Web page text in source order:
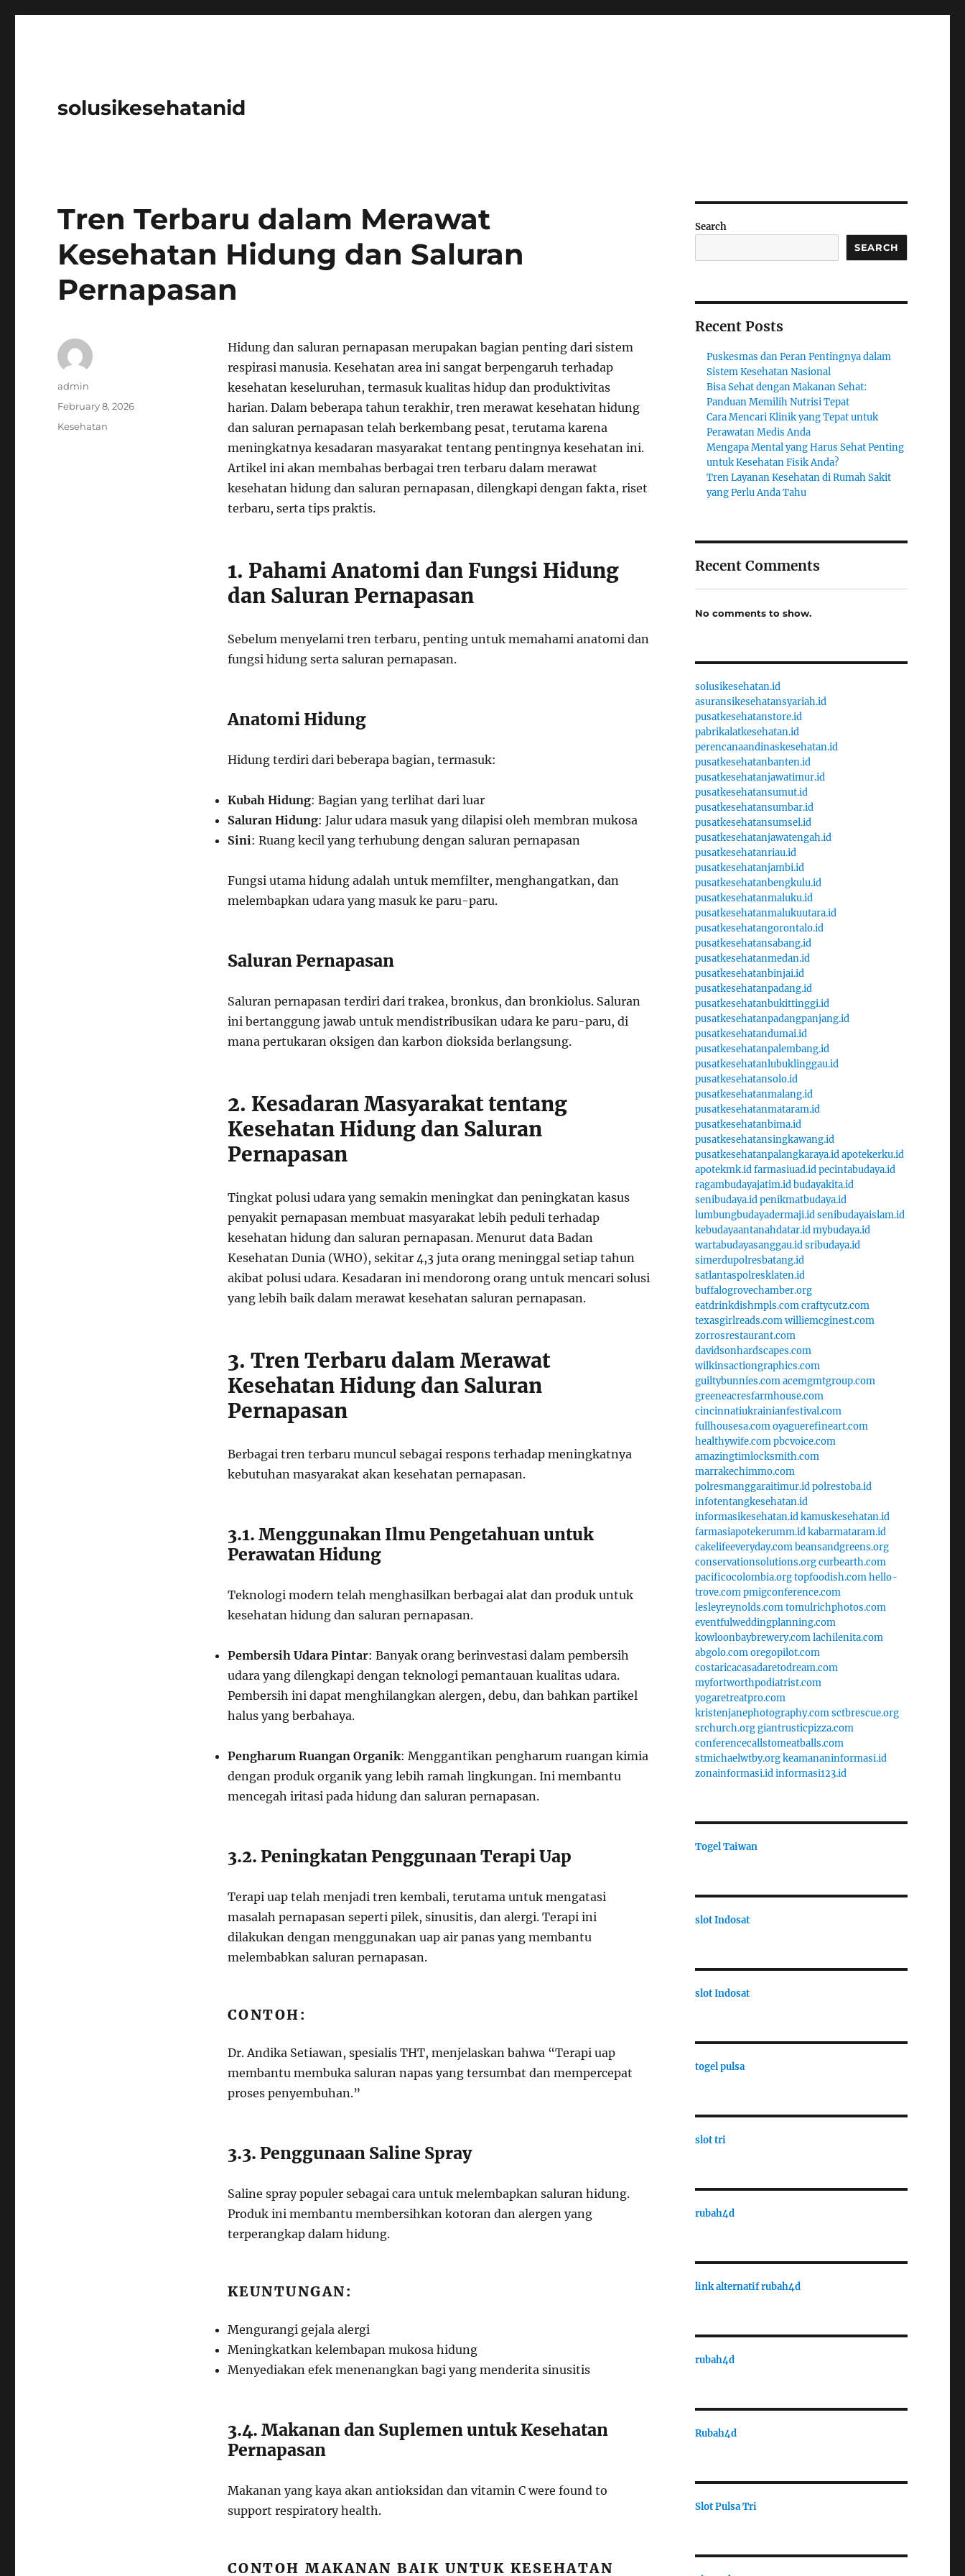
solusikesehatanid
Tren Terbaru dalam Merawat
Kesehatan Hidung dan Saluran
Pernapasan
Hidung dan saluran pernapasan merupakan bagian penting dari sistem
respirasi manusia. Kesehatan area ini sangat berpengaruh terhadap
kesehatan keseluruhan, termasuk kualitas hidup dan produktivitas
harian. Dalam beberapa tahun terakhir, tren merawat kesehatan hidung
dan saluran pernapasan telah berkembang pesat, terutama karena
meningkatnya kesadaran masyarakat tentang pentingnya kesehatan ini.
Artikel ini akan membahas berbagai tren terbaru dalam merawat
kesehatan hidung dan saluran pernapasan, dilengkapi dengan fakta, riset
terbaru, serta tips praktis.
1. Pahami Anatomi dan Fungsi Hidung
dan Saluran Pernapasan
Sebelum menyelami tren terbaru, penting untuk memahami anatomi dan
fungsi hidung serta saluran pernapasan.
Anatomi Hidung
Hidung terdiri dari beberapa bagian, termasuk:
Kubah Hidung: Bagian yang terlihat dari luar
Saluran Hidung: Jalur udara masuk yang dilapisi oleh membran mukosa
Sini: Ruang kecil yang terhubung dengan saluran pernapasan
Fungsi utama hidung adalah untuk memfilter, menghangatkan, dan
melembapkan udara yang masuk ke paru-paru.
Saluran Pernapasan
Saluran pernapasan terdiri dari trakea, bronkus, dan bronkiolus. Saluran
ini bertanggung jawab untuk mendistribusikan udara ke paru-paru, di
mana pertukaran oksigen dan karbon dioksida berlangsung.
2. Kesadaran Masyarakat tentang
Kesehatan Hidung dan Saluran
Pernapasan
Tingkat polusi udara yang semakin meningkat dan peningkatan kasus
penyakit pernapasan membuat masyarakat lebih peduli terhadap
kesehatan hidung dan saluran pernapasan. Menurut data Badan
Kesehatan Dunia (WHO), sekitar 4,3 juta orang meninggal setiap tahun
akibat polusi udara. Kesadaran ini mendorong orang untuk mencari solusi
yang lebih baik dalam merawat kesehatan saluran pernapasan.
3. Tren Terbaru dalam Merawat
Kesehatan Hidung dan Saluran
Pernapasan
Berbagai tren terbaru muncul sebagai respons terhadap meningkatnya
kebutuhan masyarakat akan kesehatan pernapasan.
3.1. Menggunakan Ilmu Pengetahuan untuk
Perawatan Hidung
Teknologi modern telah menghasilkan berbagai alat dan produk untuk
kesehatan hidung dan saluran pernapasan.
Pembersih Udara Pintar: Banyak orang berinvestasi dalam pembersih
udara yang dilengkapi dengan teknologi pemantauan kualitas udara.
Pembersih ini dapat menghilangkan alergen, debu, dan bahkan partikel
halus yang berbahaya.
Pengharum Ruangan Organik: Menggantikan pengharum ruangan kimia
dengan produk organik yang lebih ramah lingkungan. Ini membantu
mencegah iritasi pada hidung dan saluran pernapasan.
3.2. Peningkatan Penggunaan Terapi Uap
Terapi uap telah menjadi tren kembali, terutama untuk mengatasi
masalah pernapasan seperti pilek, sinusitis, dan alergi. Terapi ini
dilakukan dengan menggunakan uap air panas yang membantu
melembabkan saluran pernapasan.
CONTOH:
Dr. Andika Setiawan, spesialis THT, menjelaskan bahwa “Terapi uap
membantu membuka saluran napas yang tersumbat dan mempercepat
proses penyembuhan.”
3.3. Penggunaan Saline Spray
Saline spray populer sebagai cara untuk melembapkan saluran hidung.
Produk ini membantu membersihkan kotoran dan alergen yang
terperangkap dalam hidung.
KEUNTUNGAN:
Mengurangi gejala alergi
Meningkatkan kelembapan mukosa hidung
Menyediakan efek menenangkan bagi yang menderita sinusitis
3.4. Makanan dan Suplemen untuk Kesehatan
Pernapasan
Makanan yang kaya akan antioksidan dan vitamin C were found to
support respiratory health.
CONTOH MAKANAN BAIK UNTUK KESEHATAN
Author
admin
Posted
February 8, 2026
Categories
Kesehatan
Search
SEARCH
Recent Posts
Puskesmas dan Peran Pentingnya dalam
Sistem Kesehatan Nasional
Bisa Sehat dengan Makanan Sehat:
Panduan Memilih Nutrisi Tepat
Cara Mencari Klinik yang Tepat untuk
Perawatan Medis Anda
Mengapa Mental yang Harus Sehat Penting
untuk Kesehatan Fisik Anda?
Tren Layanan Kesehatan di Rumah Sakit
yang Perlu Anda Tahu
Recent Comments
No comments to show.
solusikesehatan.id
asuransikesehatansyariah.id
pusatkesehatanstore.id
pabrikalatkesehatan.id
perencanaandinaskesehatan.id
pusatkesehatanbanten.id
pusatkesehatanjawatimur.id
pusatkesehatansumut.id
pusatkesehatansumbar.id
pusatkesehatansumsel.id
pusatkesehatanjawatengah.id
pusatkesehatanriau.id
pusatkesehatanjambi.id
pusatkesehatanbengkulu.id
pusatkesehatanmaluku.id
pusatkesehatanmalukuutara.id
pusatkesehatangorontalo.id
pusatkesehatansabang.id
pusatkesehatanmedan.id
pusatkesehatanbinjai.id
pusatkesehatanpadang.id
pusatkesehatanbukittinggi.id
pusatkesehatanpadangpanjang.id
pusatkesehatandumai.id
pusatkesehatanpalembang.id
pusatkesehatanlubuklinggau.id
pusatkesehatansolo.id
pusatkesehatanmalang.id
pusatkesehatanmataram.id
pusatkesehatanbima.id
pusatkesehatansingkawang.id
pusatkesehatanpalangkaraya.idapotekerku.id
apotekmk.idfarmasiuad.idpecintabudaya.id
ragambudayajatim.idbudayakita.id
senibudaya.idpenikmatbudaya.id
lumbungbudayadermaji.idsenibudayaislam.id
kebudayaantanahdatar.idmybudaya.id
wartabudayasanggau.idsribudaya.id
simerdupolresbatang.id
satlantaspolresklaten.id
buffalogrovechamber.org
eatdrinkdishmpls.comcraftycutz.com
texasgirlreads.comwilliemcginest.com
zorrosrestaurant.com
davidsonhardscapes.com
wilkinsactiongraphics.com
guiltybunnies.comacemgmtgroup.com
greeneacresfarmhouse.com
cincinnatiukrainianfestival.com
fullhousesa.comoyaguerefineart.com
healthywife.compbcvoice.com
amazingtimlocksmith.com
marrakechimmo.com
polresmanggaraitimur.idpolrestoba.id
infotentangkesehatan.id
informasikesehatan.idkamuskesehatan.id
farmasiapotekerumm.idkabarmataram.id
cakelifeeveryday.combeansandgreens.org
conservationsolutions.orgcurbearth.com
pacificocolombia.orgtopfoodish.comhello-
trove.compmigconference.com
lesleyreynolds.comtomulrichphotos.com
eventfulweddingplanning.com
kowloonbaybrewery.comlachilenita.com
abgolo.comoregopilot.com
costaricacasadaretodream.com
myfortworthpodiatrist.com
yogaretreatpro.com
kristenjanephotography.comsctbrescue.org
srchurch.orggiantrusticpizza.com
conferencecallstomeatballs.com
stmichaelwtby.orgkeamananinformasi.id
zonainformasi.idinformasi123.id
Togel Taiwan
slot Indosat
slot Indosat
togel pulsa
slot tri
rubah4d
link alternatif rubah4d
rubah4d
Rubah4d
Slot Pulsa Tri